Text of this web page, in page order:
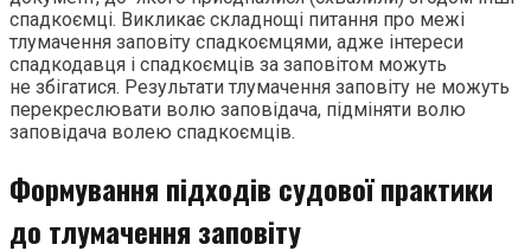
спадкоємці. Викликає складнощі питання про межі
тлумачення заповіту спадкоємцями, адже інтереси
спадкодавця і спадкоємців за заповітом можуть
не збігатися. Результати тлумачення заповіту не можуть
перекреслювати волю заповідача, підміняти волю
заповідача волею спадкоємців.
Формування підходів судової практики
до тлумачення заповіту